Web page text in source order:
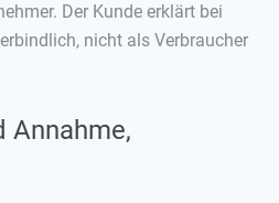
Der Kunde erklärt bei
nicht als Verbraucher
Annahme,